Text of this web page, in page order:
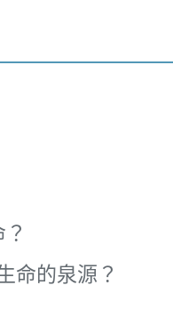
命的泉源？